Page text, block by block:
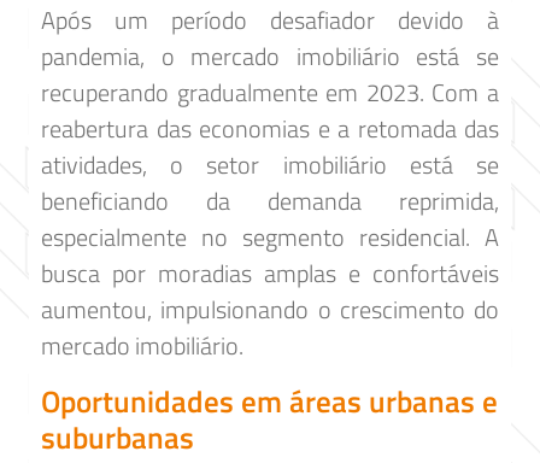
Após um período desafiador devido à
pandemia, o mercado imobiliário está se
recuperando gradualmente em 2023. Com a
reabertura das economias e a retomada das
atividades, o setor imobiliário está se
beneficiando da demanda reprimida,
especialmente no segmento residencial. A
busca por moradias amplas e confortáveis
aumentou, impulsionando o crescimento do
mercado imobiliário.
Oportunidades em áreas urbanas e
suburbanas